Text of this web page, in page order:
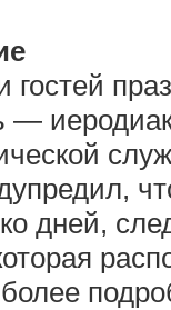
—
дней,